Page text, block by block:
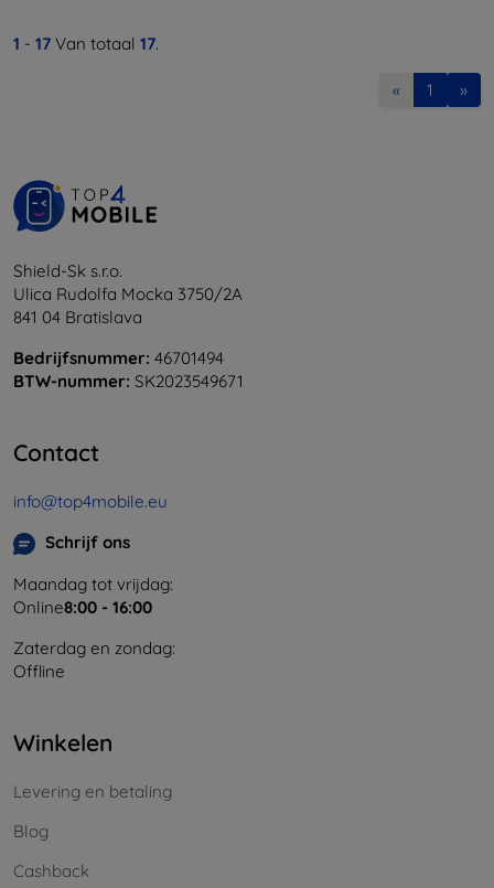
1 - 17 Van totaal 17.
« 1 »
Shield-Sk s.r.o.
Ulica Rudolfa Mocka 3750/2A
841 04 Bratislava
Bedrijfsnummer: 46701494
BTW-nummer: SK2023549671
Contact
info@top4mobile.eu
Schrijf ons
Maandag tot vrijdag:
Online8:00 - 16:00
Zaterdag en zondag:
Offline
Winkelen
Levering en betaling
Blog
Cashback